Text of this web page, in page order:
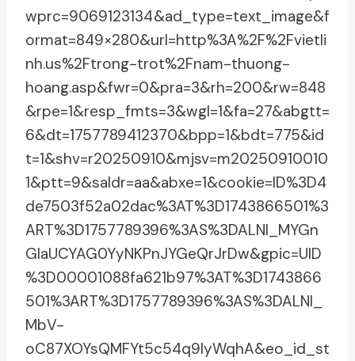
wprc=9069123134&ad_type=text_image&f
ormat=849×280&url=http%3A%2F%2Fvietli
nh.us%2Ftrong-trot%2Fnam-thuong-
hoang.asp&fwr=0&pra=3&rh=200&rw=848
&rpe=1&resp_fmts=3&wgl=1&fa=27&abgtt=
6&dt=1757789412370&bpp=1&bdt=775&id
t=1&shv=r20250910&mjsv=m20250910010
1&ptt=9&saldr=aa&abxe=1&cookie=ID%3D4
de7503f52a02dac%3AT%3D1743866501%3
ART%3D1757789396%3AS%3DALNI_MYGn
GIaUCYAG0YyNKPnJYGeQrJrDw&gpic=UID
%3D00001088fa621b97%3AT%3D1743866
501%3ART%3D1757789396%3AS%3DALNI_
MbV-
oC87XOYsQMFYt5c54q9lyWqhA&eo_id_st